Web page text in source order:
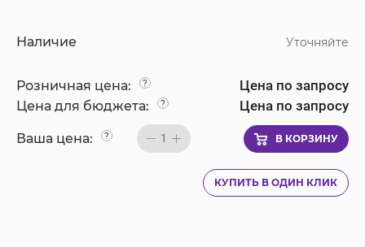
Наличие Уточняйте
Розничная цена: ? Цена по запросу
Цена для бюджета: ? Цена по запросу
Ваша цена: ? 1 В КОРЗИНУ
КУПИТЬ В ОДИН КЛИК